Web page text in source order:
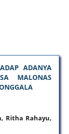
ADANYA
MALONAS
Ritha Rahayu,